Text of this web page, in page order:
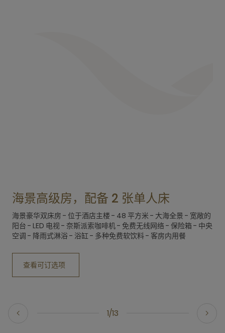
1/13
海景高级房，配备 2 张单人床
海景豪华双床房 - 位于酒店主楼 - 48 平方米 - 大海全景 - 宽敞的
阳台 - LED 电视 - 奈斯派索咖啡机 - 免费无线网络 - 保险箱 - 中央
空调 - 降雨式淋浴 - 浴缸 - 多种免费软饮料 - 客房内用餐
查看可订选项